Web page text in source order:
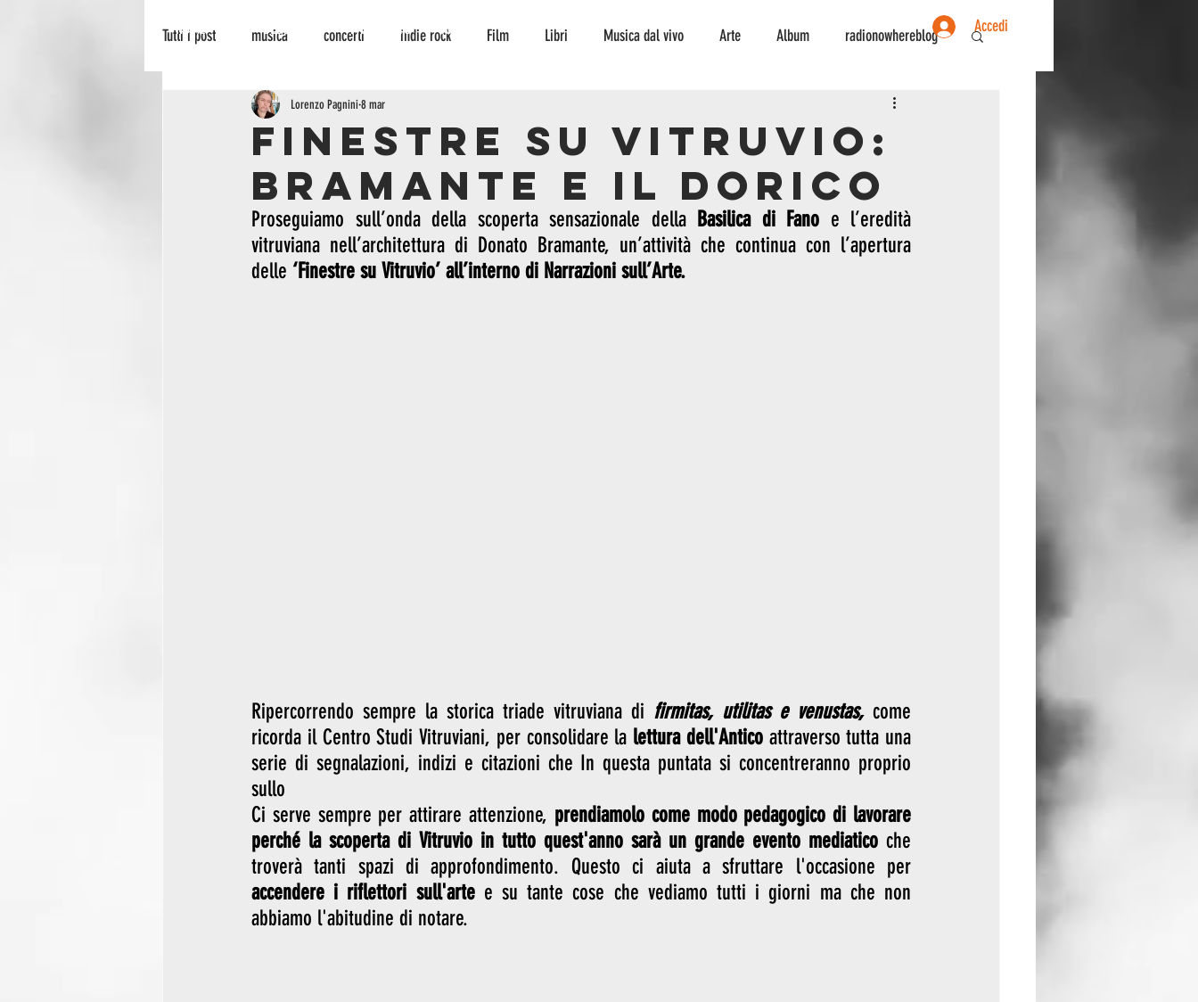
HOME BLOG PALINSESTO CONTATTI Accedi
Tutti i post musica concerti indie rock Film Libri Musica dal vivo Arte Album radionowhereblog
recensione radionowhere Sociologia
arte biografie escursionismo Musica
Finestre su Vitruvio:
Bramante e il dorico
Lorenzo Pagnini8 mar
Proseguiamo sull’onda della scoperta sensazionale della Basilica di Fano e l’eredità
vitruviana nell’architettura di Donato Bramante, un’attività che continua con l’apertura
delle ‘Finestre su Vitruvio’ all’interno di Narrazioni sull’Arte.
Ripercorrendo sempre la storica triade vitruviana di firmitas, utilitas e venustas, come
ricorda il Centro Studi Vitruviani, per consolidare la lettura dell'Antico attraverso tutta una
serie di segnalazioni, indizi e citazioni che In questa puntata si concentreranno proprio
sullo
Ci serve sempre per attirare attenzione, prendiamolo come modo pedagogico di lavorare
perché la scoperta di Vitruvio in tutto quest'anno sarà un grande evento mediatico che
accendere i riflettori sull'arte e su tante cose che vediamo tutti i giorni ma che non
abbiamo l'abitudine di notare.